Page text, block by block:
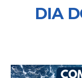
DIA